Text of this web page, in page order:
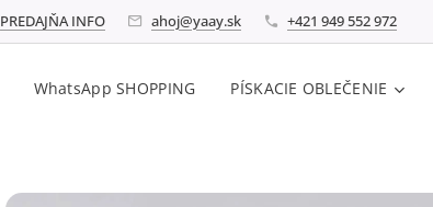
PREDAJŇA INFO ahoj@yaay.sk +421 949 552 972
WhatsApp SHOPPING PÍSKACIE OBLEČENIE